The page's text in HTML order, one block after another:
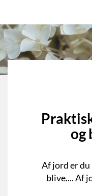
og
Af jord er
blive.... Af